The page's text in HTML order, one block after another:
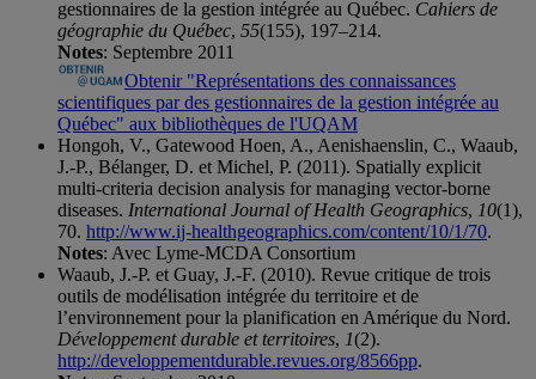
gestionnaires de la gestion intégrée au Québec. Cahiers de
géographie du Québec, 55(155), 197–214.
Notes: Septembre 2011
Obtenir "Représentations des connaissances
scientifiques par des gestionnaires de la gestion intégrée au
Québec" aux bibliothèques de l'UQAM
Hongoh, V., Gatewood Hoen, A., Aenishaenslin, C., Waaub,
J.-P., Bélanger, D. et Michel, P. (2011). Spatially explicit
multi-criteria decision analysis for managing vector-borne
diseases. International Journal of Health Geographics, 10(1),
70. http://www.ij-healthgeographics.com/content/10/1/70.
Notes: Avec Lyme-MCDA Consortium
Waaub, J.-P. et Guay, J.-F. (2010). Revue critique de trois
outils de modélisation intégrée du territoire et de
l’environnement pour la planification en Amérique du Nord.
Développement durable et territoires, 1(2).
http://developpementdurable.revues.org/8566pp.